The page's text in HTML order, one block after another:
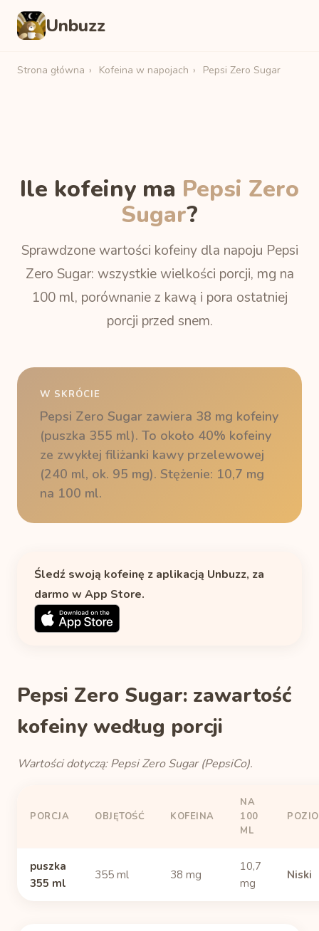
Unbuzz
Strona główna › Kofeina w napojach › Pepsi Zero Sugar
Ile kofeiny ma Pepsi Zero
Sugar?
Sprawdzone wartości kofeiny dla napoju Pepsi
Zero Sugar: wszystkie wielkości porcji, mg na
100 ml, porównanie z kawą i pora ostatniej
porcji przed snem.
W SKRÓCIE
Pepsi Zero Sugar zawiera 38 mg kofeiny
(puszka 355 ml). To około 40% kofeiny
ze zwykłej filiżanki kawy przelewowej
(240 ml, ok. 95 mg). Stężenie: 10,7 mg
na 100 ml.
Śledź swoją kofeinę z aplikacją Unbuzz, za
darmo w App Store.
Pepsi Zero Sugar: zawartość
kofeiny według porcji
Wartości dotyczą: Pepsi Zero Sugar (PepsiCo).
PORCJA OBJĘTOŚĆ KOFEINA
NA
100
ML
puszka
355 ml
355 ml 38 mg
10,7
mg
Niski